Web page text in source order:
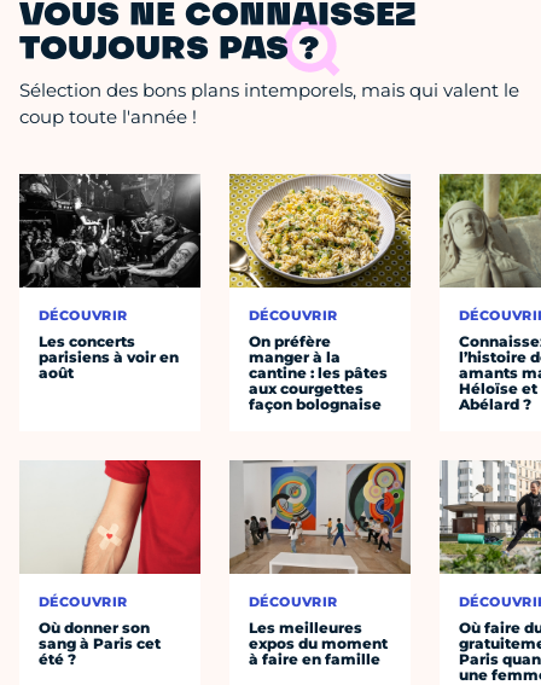
VOUS NE CONNAISSEZ
TOUJOURS PAS ?
Sélection des bons plans intemporels, mais qui valent le
coup toute l'année !
DÉCOUVRIR
Les concerts
parisiens à voir en
août
DÉCOUVRIR
Où donner son
sang à Paris cet
été ?
DÉCOUVRIR
On préfère
manger à la
cantine : les pâtes
aux courgettes
façon bolognaise
DÉCOUVRIR
Les meilleures
expos du moment
à faire en famille
l’histoire
amants
Héloïse et
Abélard ?
Où faire
Paris
une